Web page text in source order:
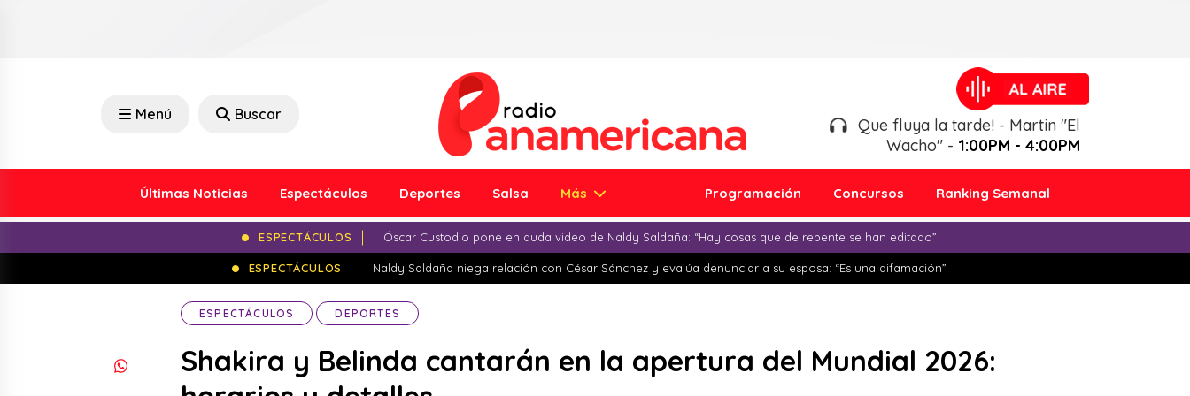
Menú Buscar
Que fluya la tarde! - Martin "El
Wacho" - 1:00PM - 4:00PM
Últimas Noticias Espectáculos Deportes Salsa Más Programación Concursos Ranking Semanal
ESPECTÁCULOS Óscar Custodio pone en duda video de Naldy Saldaña: “Hay cosas que de repente se han editado”
ESPECTÁCULOS Naldy Saldaña niega relación con César Sánchez y evalúa denunciar a su esposa: “Es una difamación”
ESPECTÁCULOS DEPORTES
Shakira y Belinda cantarán en la apertura del Mundial 2026: